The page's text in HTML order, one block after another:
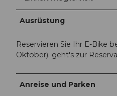
Ausrüstung
Reservieren Sie Ihr E-Bike
Oktober). geht's zur
Anreise und Parken